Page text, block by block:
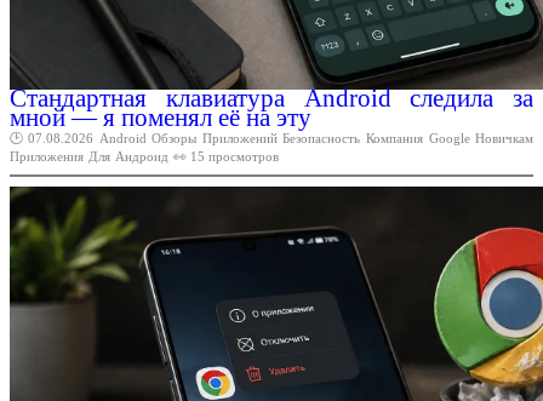
Стандартная клавиатура Android следила за
мной — я поменял её на эту
🕑 07.08.2026 Android Обзоры Приложений Безопасность Компания Google Новичкам
Приложения Для Андроид 👀 15 просмотров